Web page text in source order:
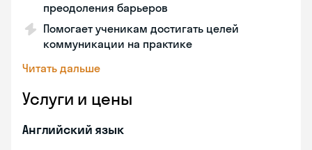
преодоления барьеров
Помогает ученикам достигать целей
коммуникации на практике
Читать дальше
Услуги и цены
Английский язык